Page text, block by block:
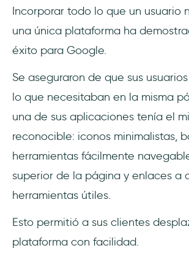
Incorporar todo lo que un usuario
una única plataforma ha
éxito para Google.
Se aseguraron de que sus
lo que necesitaban en la misma
una de sus aplicaciones tenía el
reconocible: iconos minimalistas,
herramientas fácilmente
superior de la página y enlaces a
herramientas útiles.
Esto permitió a sus clientes
plataforma con facilidad.